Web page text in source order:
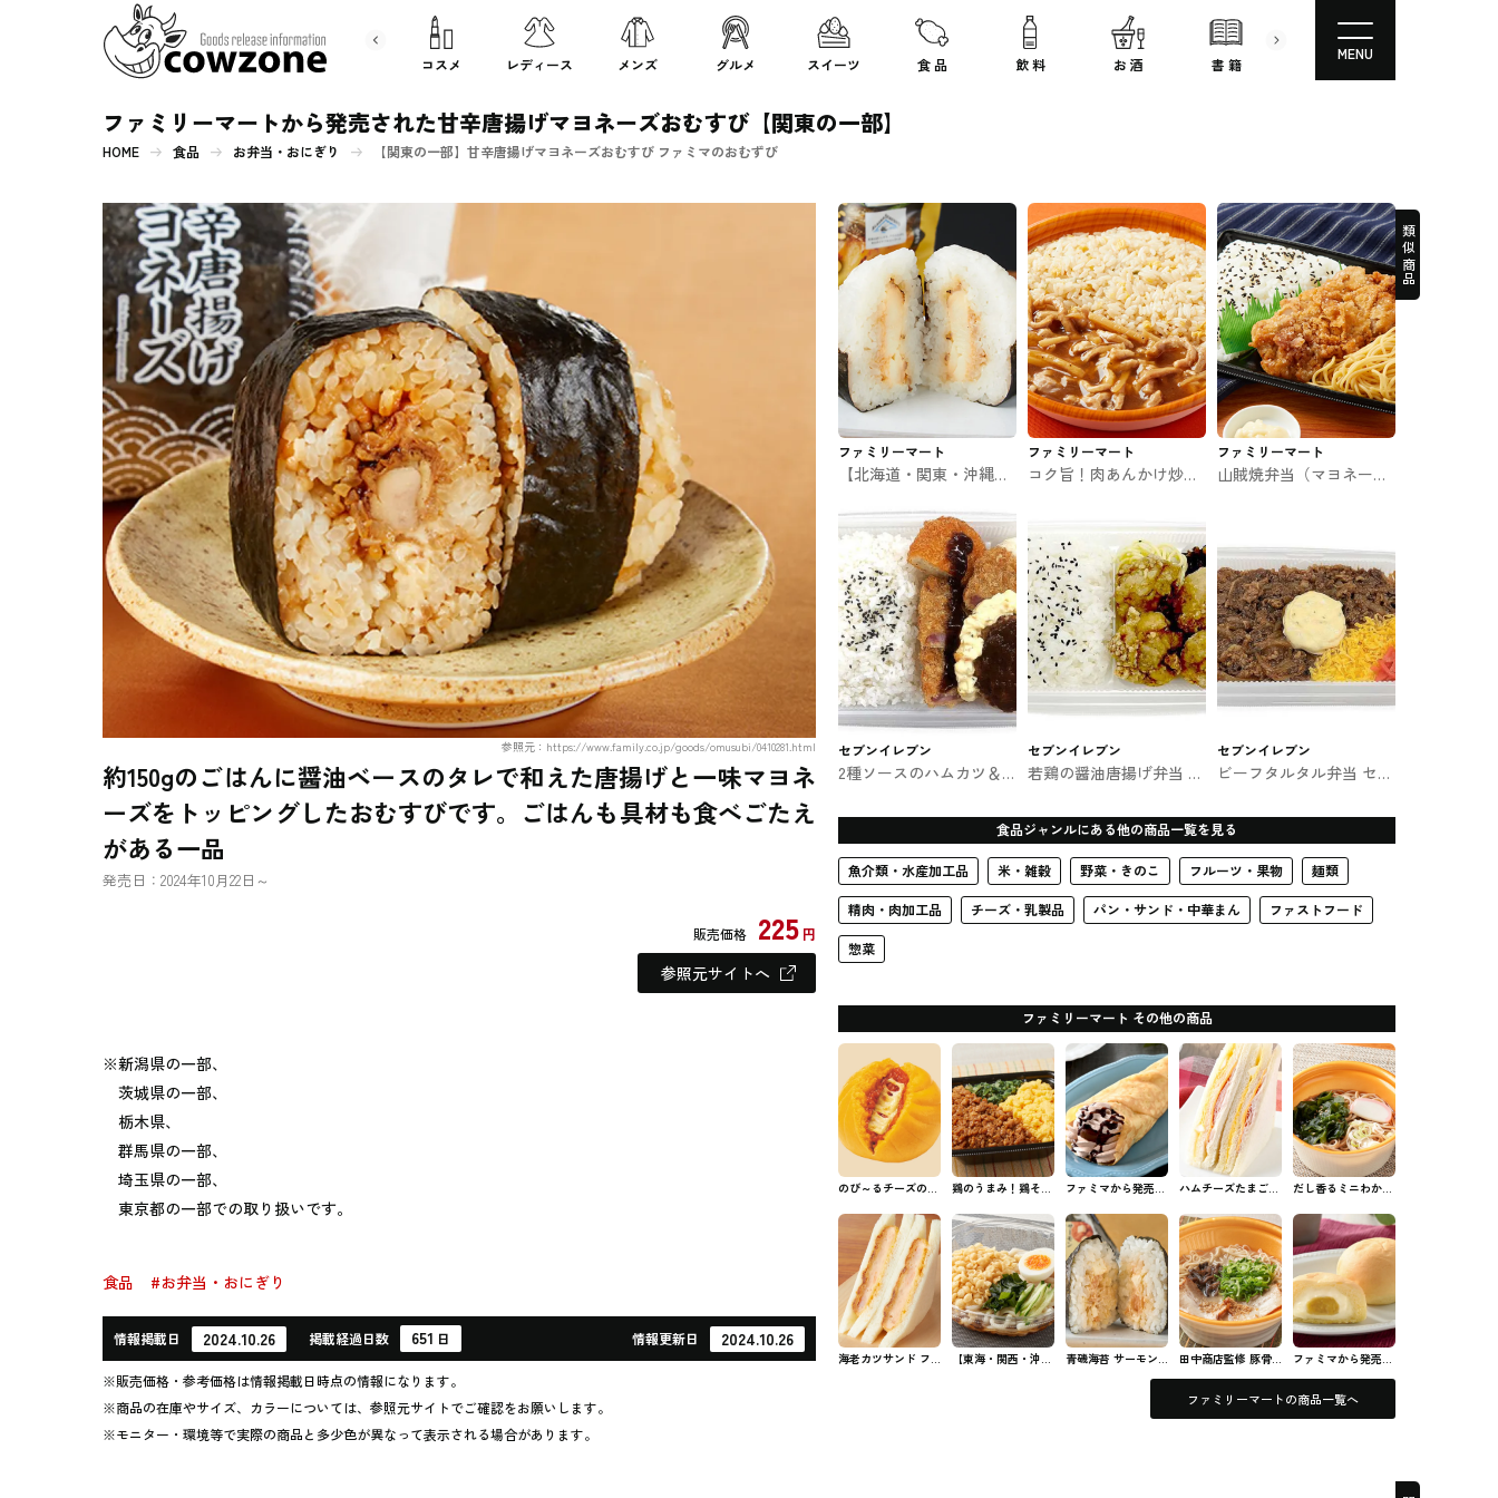
書 籍 文房具 コスメ レディース メンズ グルメ スイーツ 食 品 飲 料 お 酒 書 籍 文房具
MENU
ファミリーマートから発売された甘辛唐揚げマヨネーズおむすび【関東の一部】
HOME 食品 お弁当・おにぎり 【関東の一部】甘辛唐揚げマヨネーズおむすび ファミマのおむずび
参照元：https://www.family.co.jp/goods/omusubi/0410281.html
約150gのごはんに醤油ベースのタレで和えた唐揚げと一味マヨネ
ーズをトッピングしたおむすびです。ごはんも具材も食べごたえ
がある一品
発売日：2024年10月22日～
販売価格 225 円
参照元サイトへ
※新潟県の一部、
茨城県の一部、
栃木県、
群馬県の一部、
埼玉県の一部、
東京都の一部での取り扱いです。
食品 #お弁当・おにぎり
情報掲載日 2024.10.26 掲載経過日数 651 日 情報更新日 2024.10.26
※販売価格・参考価格は情報掲載日時点の情報になります。
※商品の在庫やサイズ、カラーについては、参照元サイトでご確認をお願いします。
※モニター・環境等で実際の商品と多少色が異なって表示される場合があります。
類似商品
ファミリーマート
【北海道・関東・沖縄】
き ファミマのおむずび
ファミリーマート
コク旨！肉あんかけ炒飯
ファミリーマート
山賊焼弁当（マヨネーズ
セブンイレブン
2種ソースのハムカツ＆
お弁当
セブンイレブン
若鶏の醤油唐揚げ弁当 セ
セブンイレブン
ビーフタルタル弁当 セブ
食品ジャンルにある他の商品一覧を見る
魚介類・水産加工品 米・雑穀 野菜・きのこ フルーツ・果物 麺類
精肉・肉加工品 チーズ・乳製品 パン・サンド・中華まん ファストフード
惣菜
ファミリーマート その他の商品
のび～るチーズの濃
マの中華まん
鶏のうまみ！鶏そぼ
お弁当
ファミマから発売の
濃厚チョコクレープ
#スイーツ
ハムチーズたまごサ
ン・サンド
だし香るミニわかめ
そば
海老カツサンド フ
【東海・関西・沖
青磯海苔 サーモン
クリームチーズ フ
田中商店監修 豚骨
ラーメン ファミマ
のラーメン
ファミマから発売さ
れた八天堂 冷やし
て食べるとろけるく
ファミリーマートの商品一覧へ